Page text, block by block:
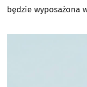
będzie wyposażona